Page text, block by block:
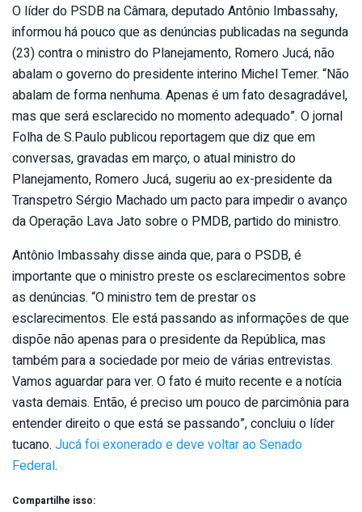
O líder do PSDB na Câmara, deputado Antônio Imbassahy,
informou há pouco que as denúncias publicadas na segunda
(23) contra o ministro do Planejamento, Romero Jucá, não
abalam o governo do presidente interino Michel Temer. “Não
abalam de forma nenhuma. Apenas é um fato desagradável,
mas que será esclarecido no momento adequado”. O jornal
Folha de S.Paulo publicou reportagem que diz que em
conversas, gravadas em março, o atual ministro do
Planejamento, Romero Jucá, sugeriu ao ex-presidente da
Transpetro Sérgio Machado um pacto para impedir o avanço
da Operação Lava Jato sobre o PMDB, partido do ministro.
Antônio Imbassahy disse ainda que, para o PSDB, é
importante que o ministro preste os esclarecimentos sobre
as denúncias. “O ministro tem de prestar os
esclarecimentos. Ele está passando as informações de que
dispõe não apenas para o presidente da República, mas
também para a sociedade por meio de várias entrevistas.
Vamos aguardar para ver. O fato é muito recente e a notícia
vasta demais. Então, é preciso um pouco de parcimônia para
entender direito o que está se passando”, concluiu o líder
tucano. Jucá foi exonerado e deve voltar ao Senado
Federal.
Compartilhe isso: